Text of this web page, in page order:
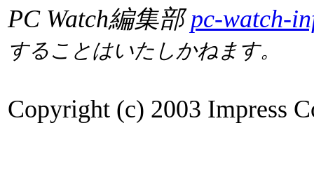
PC Watch編集部pc-watch-
することはいたしかねます。
Copyright (c) 2003 Impress